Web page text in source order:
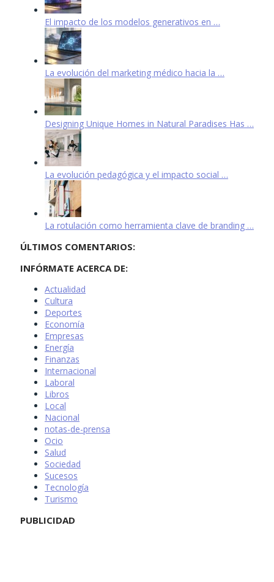
El impacto de los modelos generativos en …
La evolución del marketing médico hacia la …
Designing Unique Homes in Natural Paradises Has …
La evolución pedagógica y el impacto social …
La rotulación como herramienta clave de branding …
ÚLTIMOS COMENTARIOS:
INFÓRMATE ACERCA DE:
Actualidad
Cultura
Deportes
Economía
Empresas
Energía
Finanzas
Internacional
Laboral
Libros
Local
Nacional
notas-de-prensa
Ocio
Salud
Sociedad
Sucesos
Tecnología
Turismo
PUBLICIDAD